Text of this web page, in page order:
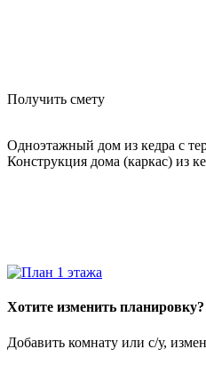
Получить смету
Одноэтажный дом из кедра с
Конструкция дома (каркас) из
Хотите изменить планировку?
Добавить комнату или с/у,